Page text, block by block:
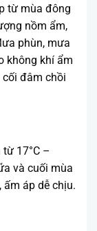
từ mùa đông
nồm ẩm,
phùn, mưa
không khí ẩm
cối đâm chồi
17°C –
và cuối mùa
ấm áp dễ chịu.